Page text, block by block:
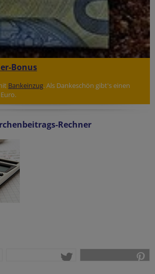
Bonus
Bankeinzug. Als Dankeschön gibt's einen
Rechner